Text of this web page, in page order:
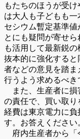
もたちのほうが受
は大人も子どもも
セシウム暫定基準
とにも疑問が寄せ
も活用して最新鋭
抜本的に強化する
者などの意見を踏
行うよう求めるべき
また、生産者に損
の責任で、買い取
経費は東京電力に負
す。お答えください
府内生産者から「